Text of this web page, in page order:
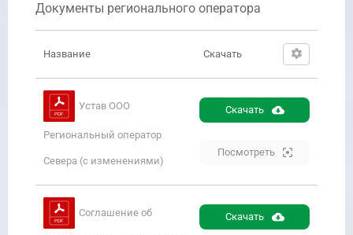
Документы регионального оператора
Название Скачать
Устав ООО
Региональный оператор
Севера (с изменениями)
Скачать
Посмотреть
Соглашение об Скачать